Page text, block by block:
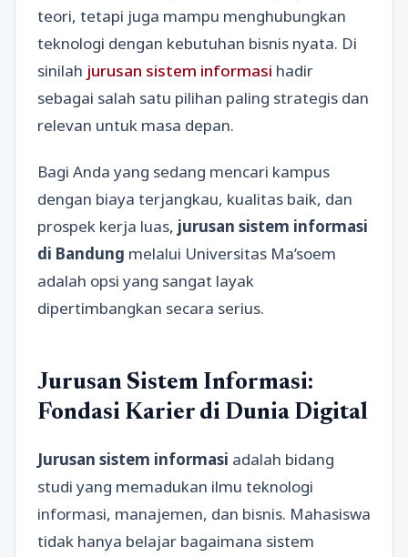
teori, tetapi juga mampu menghubungkan
teknologi dengan kebutuhan bisnis nyata. Di
sinilah jurusan sistem informasi hadir
sebagai salah satu pilihan paling strategis dan
relevan untuk masa depan.
Bagi Anda yang sedang mencari kampus
dengan biaya terjangkau, kualitas baik, dan
prospek kerja luas, jurusan sistem informasi
di Bandung melalui Universitas Ma’soem
adalah opsi yang sangat layak
dipertimbangkan secara serius.
Jurusan Sistem Informasi:
Fondasi Karier di Dunia Digital
Jurusan sistem informasi adalah bidang
studi yang memadukan ilmu teknologi
informasi, manajemen, dan bisnis. Mahasiswa
tidak hanya belajar bagaimana sistem